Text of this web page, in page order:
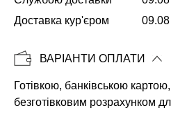
Доставка кур'єром 09.08
ВАРІАНТИ ОПЛАТИ
Готівкою, банківською
безготівковим розрахунком